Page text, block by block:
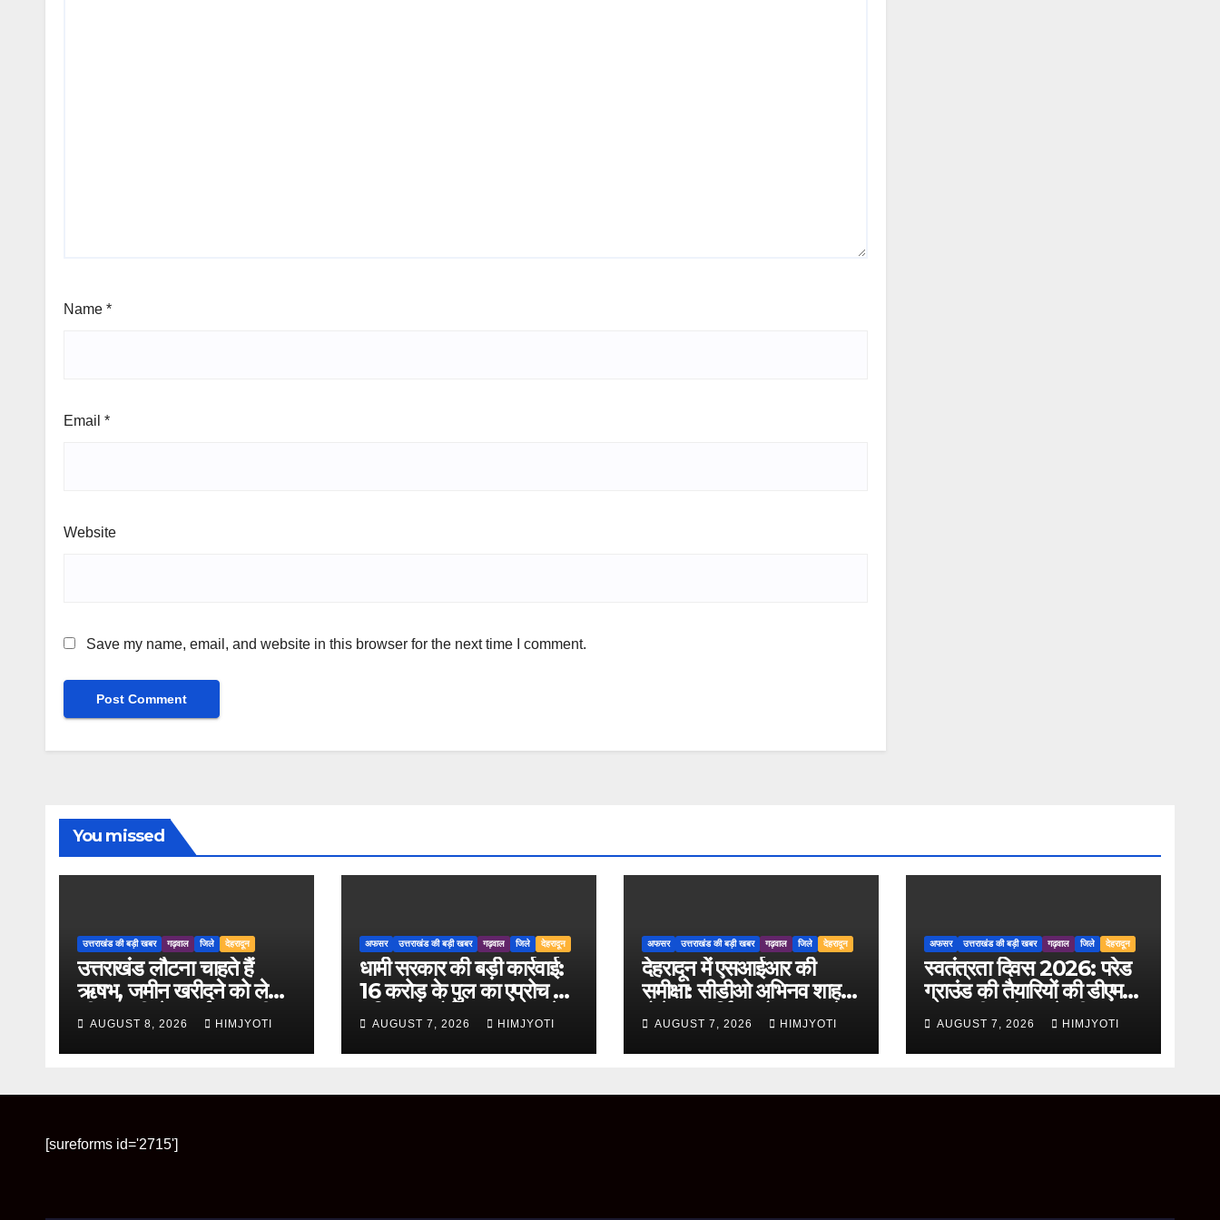
Name *
Email *
Website
Save my name, email, and website in this browser for the next time I comment.
You missed
उत्तराखंड की बड़ी खबर गढ़वाल जिले देहरादून
उत्तराखंड लौटना चाहते हैं
ऋषभ, जमीन खरीदने को लेकर
सीएम धामी से लगाई मदद की
गुहार
AUGUST 8, 2026 HIMJYOTI
अफसर उत्तराखंड की बड़ी खबर गढ़वाल जिले देहरादून
धामी सरकार की बड़ी कार्रवाई:
16 करोड़ के पुल का एप्रोच रोड
क्षतिग्रस्त होने पर PWD के
तीन इंजीनियर निलंबित
AUGUST 7, 2026 HIMJYOTI
अफसर उत्तराखंड की बड़ी खबर गढ़वाल जिले देहरादून
देहरादून में एसआईआर की
समीक्षा: सीडीओ अभिनव शाह
बोले- पारदर्शिता और शुद्धता के
साथ पूरा करें मतदाता सूची
पुनरीक्षण कार्य
AUGUST 7, 2026 HIMJYOTI
अफसर उत्तराखंड की बड़ी खबर गढ़वाल जिले देहरादून
स्वतंत्रता दिवस 2026: परेड
ग्राउंड की तैयारियों की डीएम
डॉ. आशीष चौहान ने की
समीक्षा, अधिकारियों को दिए
अहम निर्देश
AUGUST 7, 2026 HIMJYOTI
[sureforms id='2715']